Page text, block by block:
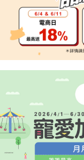
4.訂單成立30分鐘內，如
消。如遇「轉專審核」未
法說明評估內容。
【繳款方式說明】
1.分期款項不併入電信帳
2.透過簡訊連結打開帳單
1.本服務係由「台灣大哥
用戶於交易時，得透過本
買賣價金債權讓與本公司
2.基於同意付款使用「大
資料（包含姓名、電話或
由本公司與您本人進行分
3.完整用戶服務條款，請
１．簡單：不需註冊會員
２．便利：只要手機號碼
３．安心：先確認商品／
【「AFTEE先享後付」結
１．於結帳方式選擇「
２．訂單成立數日內，您
３．收到繳費通知簡訊後
ATM／網路銀行／等多元
※ 請注意：結帳手續完成
購買商品的店家。未經商
後付繳納相關費用。
※ 交易是否成功請以「
是否繳費成功／繳費後需
客戶支援中心」https://
運送方式
宅配
每筆NT$95，滿